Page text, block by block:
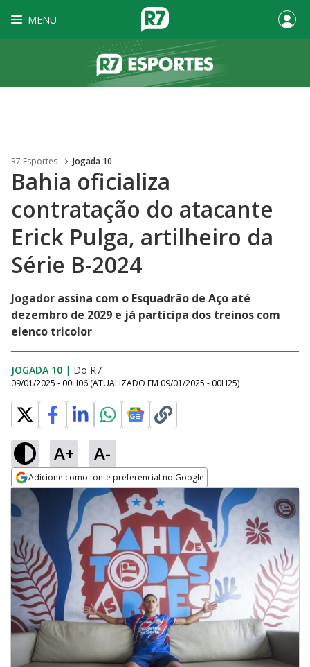
MENU
R7 Esportes Jogada 10
Bahia oficializa
contratação do atacante
Erick Pulga, artilheiro da
Série B-2024
Jogador assina com o Esquadrão de Aço até
dezembro de 2029 e já participa dos treinos com
elenco tricolor
JOGADA 10 | Do R7
09/01/2025 - 00H06 (ATUALIZADO EM 09/01/2025 - 00H25)
A+ A-
Adicione como fonte preferencial no Google
Opens in new window